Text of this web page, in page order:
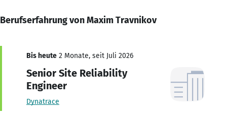
Berufserfahrung von Maxim Travnikov
Bis heute 2 Monate, seit Juli 2026
Senior Site Reliability
Engineer
Dynatrace